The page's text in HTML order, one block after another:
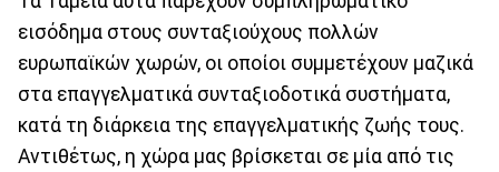
εισόδημα στους συνταξιούχους πολλών
ευρωπαϊκών χωρών, οι οποίοι συμμετέχουν μαζικά
στα επαγγελματικά συνταξιοδοτικά συστήματα,
κατά τη διάρκεια της επαγγελματικής ζωής τους.
Αντιθέτως, η χώρα μας βρίσκεται σε μία από τις